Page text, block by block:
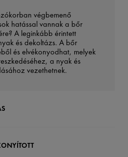
végbemenő
hatással vannak a bőr
A leginkább érintett
és dekoltázs. A bőr
és elvékonyodhat, melyek
a nyak és
vezethetnek.